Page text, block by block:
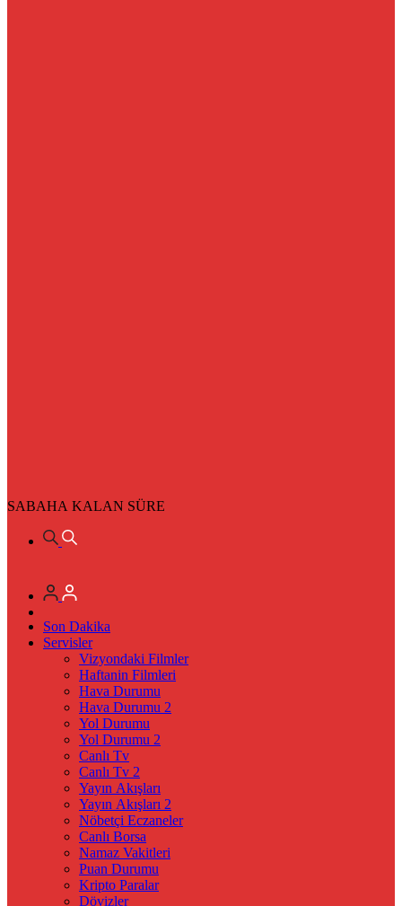
SABAHA KALAN SÜRE
Son Dakika
Servisler
Vizyondaki Filmler
Haftanin Filmleri
Hava Durumu
Hava Durumu 2
Yol Durumu
Yol Durumu 2
Canlı Tv
Canlı Tv 2
Yayın Akışları
Yayın Akışları 2
Nöbetçi Eczaneler
Canlı Borsa
Namaz Vakitleri
Puan Durumu
Kripto Paralar
Dövizler